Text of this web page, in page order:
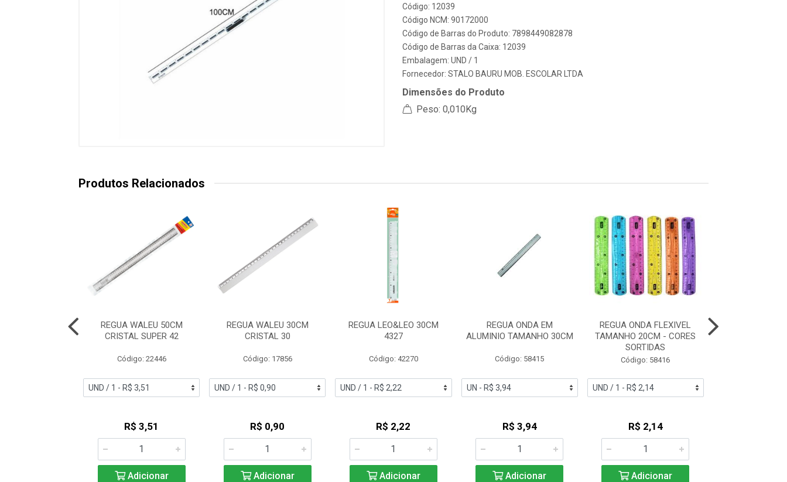
Código: 12039
Código NCM: 90172000
Código de Barras do Produto: 7898449082878
Código de Barras da Caixa: 12039
Embalagem: UND / 1
Fornecedor: STALO BAURU MOB. ESCOLAR LTDA
Dimensões do Produto
Peso: 0,010Kg
Produtos Relacionados
REGUA WALEU 50CM
CRISTAL SUPER 42
Código: 22446
R$ 3,51
Adicionar
REGUA WALEU 30CM
CRISTAL 30
Código: 17856
R$ 0,90
Adicionar
REGUA LEO&LEO 30CM
4327
Código: 42270
R$ 2,22
Adicionar
REGUA ONDA EM
ALUMINIO TAMANHO 30CM
Código: 58415
R$ 3,94
Adicionar
REGUA ONDA FLEXIVEL
TAMANHO 20CM - CORES
SORTIDAS
Código: 58416
R$ 2,14
Adicionar